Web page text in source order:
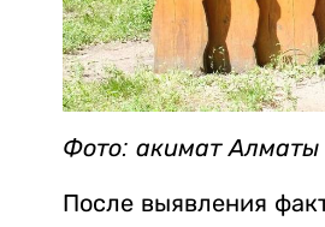
Фото: акимат Алматы
После выявления